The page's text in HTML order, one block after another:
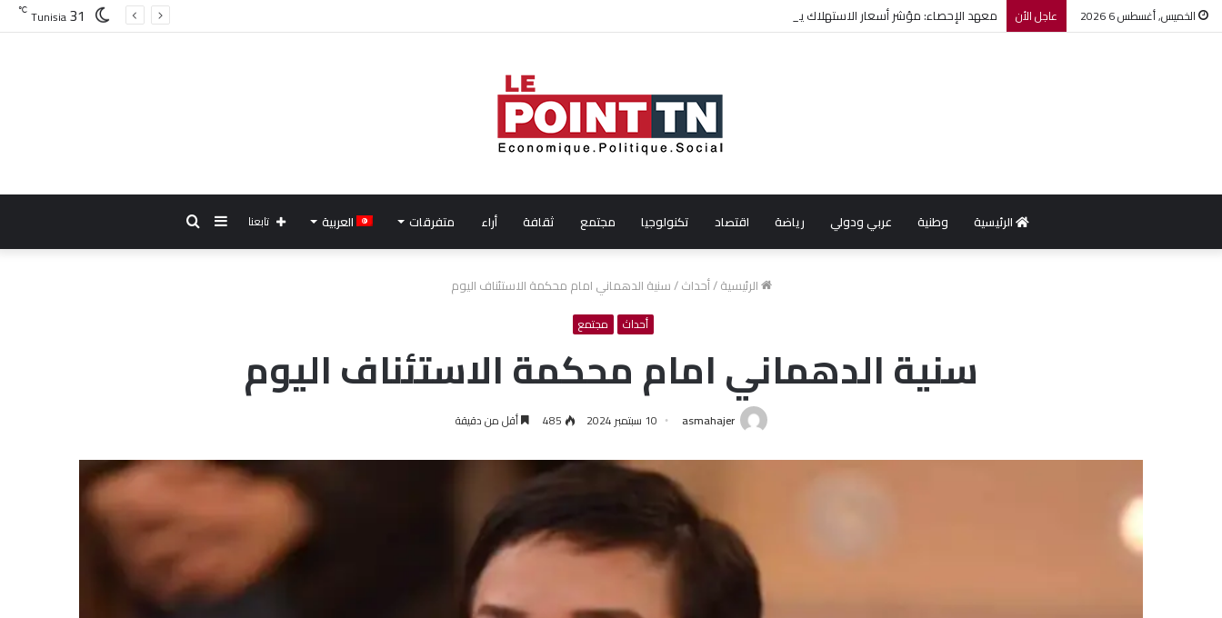
الخميس, أغسطس 6 2026 عاجل الأن معهد الإحصاء: مؤشر أسعار الاستهلاك يرتفع بنسبة 0,2% خلال شهر جويلية 2026 Tunisia31
℃
الرئيسية وطنية عربي ودولي رياضة اقتصاد تكنولوجيا مجتمع ثقافة أراء متفرقات العربية
بحثإضافة
تابعنا
الرئيسية/أحداث/سنية الدهماني امام محكمة الاستئناف اليوم
أحداث مجتمع
سنية الدهماني امام محكمة الاستئناف اليوم
asmahajer 10 سبتمبر 2024 485 أقل من دقيقة